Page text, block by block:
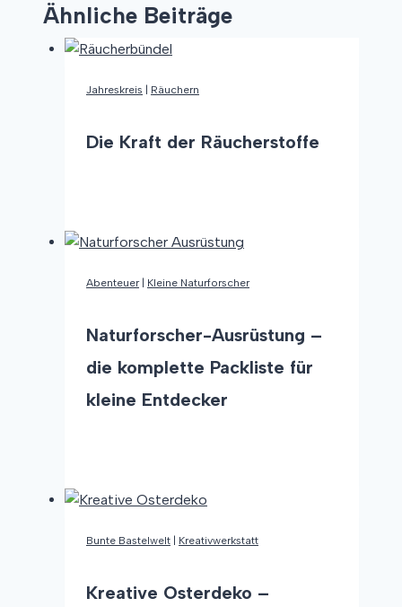
Ähnliche Beiträge
Jahreskreis | Räuchern
Die Kraft der Räucherstoffe
Räucherstoffe
Abenteuer| Kleine Naturforscher
Naturforscher-Ausrüstung –
die komplette Packliste für
kleine Entdecker
die
kleine
Bunte Bastelwelt | Kreativwerkstatt
Kreative Osterdeko –